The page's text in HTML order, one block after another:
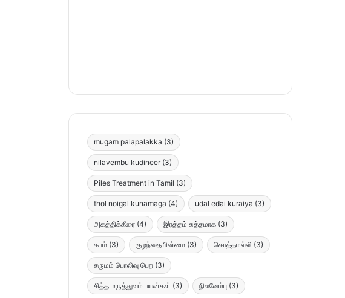
mugam palapalakka (3)
nilavembu kudineer (3)
Piles Treatment in Tamil (3)
thol noigal kunamaga (4) udal edai kuraiya (3)
அகத்திக்கீரை (4) இரத்தம் சுத்தமாக (3)
கபம் (3) குழந்தையின்மை (3) கொத்தமல்லி (3)
சருமம் பொலிவு பெற (3)
சித்த மருத்துவம் பயன்கள் (3) நிலவேம்பு (3)